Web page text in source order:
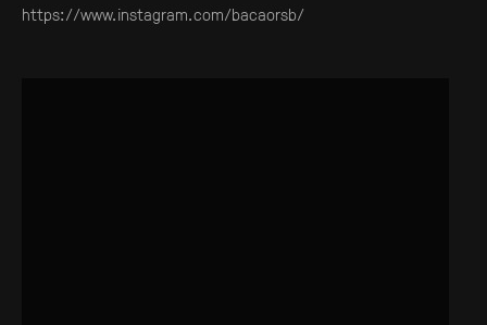
https://www.instagram.com/bacaorsb/